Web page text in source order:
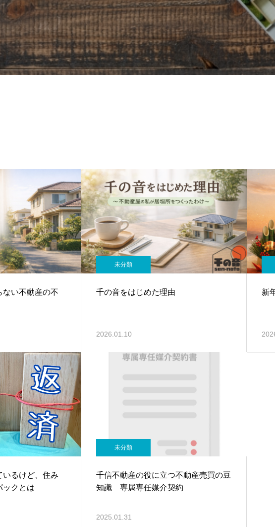
ない不動産の不
未分類
千の音をはじめた理由
2026.01.10
新
いるけど、住み
クとは
未分類
千信不動産の役に立つ不動産売買の豆
知識 専属専任媒介契約
2025.01.31